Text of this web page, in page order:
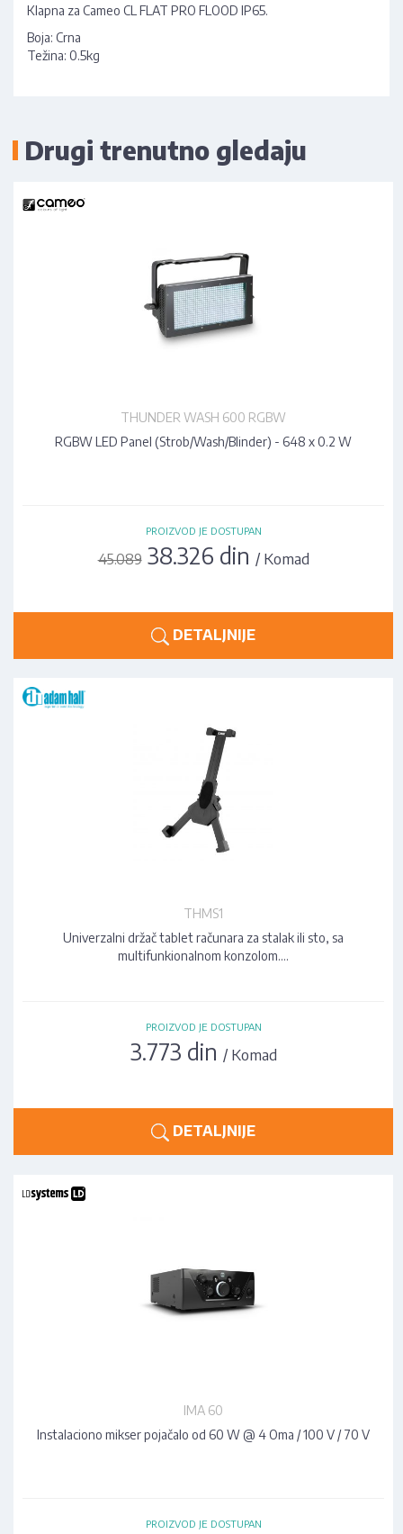
Klapna za Cameo CL FLAT PRO FLOOD IP65.
Boja: Crna
Težina: 0.5kg
Drugi trenutno gledaju
THUNDER WASH 600 RGBW
RGBW LED Panel (Strob/Wash/Blinder) - 648 x 0.2 W
PROIZVOD JE DOSTUPAN
45.08938.326 din / Komad
DETALJNIJE
THMS1
Univerzalni držač tablet računara za stalak ili sto, sa
multifunkionalnom konzolom.…
PROIZVOD JE DOSTUPAN
3.773 din / Komad
DETALJNIJE
IMA 60
Instalaciono mikser pojačalo od 60 W @ 4 Oma / 100 V / 70 V
PROIZVOD JE DOSTUPAN